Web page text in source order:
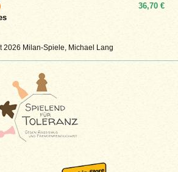
2026 Milan-Spiele, Michael Lang
36,70 €